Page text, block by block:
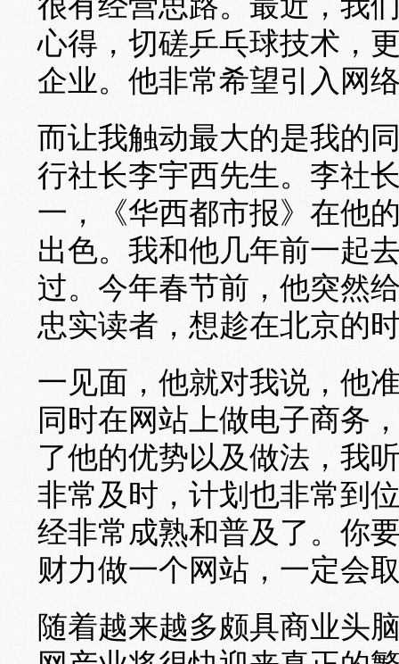
心得，切磋乒乓球技术，
企业。他非常希望引入网
而让我触动最大的是我的
行社长李宇西先生。李社
一，《华西都市报》在他
出色。我和他几年前一起
过。今年春节前，他突然
忠实读者，想趁在北京的
一见面，他就对我说，他
同时在网站上做电子商务
了他的优势以及做法，我
非常及时，计划也非常到
经非常成熟和普及了。你
财力做一个网站，一定会
随着越来越多颇具商业头